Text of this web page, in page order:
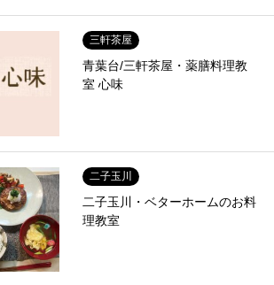
三軒茶屋
青葉台/三軒茶屋・薬膳料理教
室 心味
二子玉川
二子玉川・ベターホームのお料
理教室